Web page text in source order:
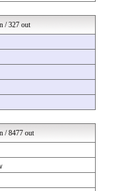
なる噂
報
ュース録
まとめ速...
る
グ
/ 327 out
/ 8477 out